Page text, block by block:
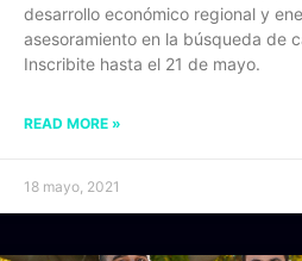
desarrollo económico regional y
asesoramiento en la búsqueda de
Inscribite hasta el 21 de mayo.
READ MORE »
18 mayo, 2021